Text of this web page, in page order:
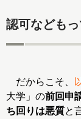
認可なども
だからこそ、
大学」の前回申
ち回りは悪質と